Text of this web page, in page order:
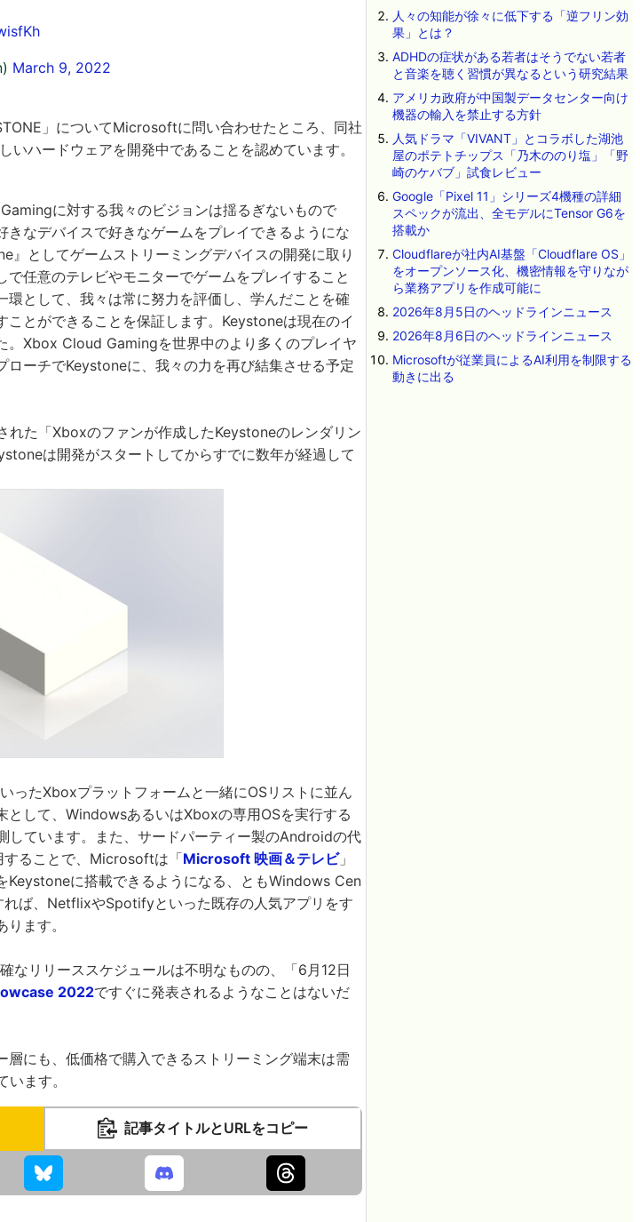
March 9, 2022
」についてMicrosoftに問い合わせたところ、同社
ハードウェアを開発中であることを認めています。
に対する我々のビジョンは揺るぎないもので
なデバイスで好きなゲームをプレイできるようにな
』としてゲームストリーミングデバイスの開発に取り
任意のテレビやモニターでゲームをプレイすること
として、我々は常に努力を評価し、学んだことを確
とができることを保証します。Keystoneは現在のイ
。Xbox Cloud Gamingを世界中のより多くのプレイヤ
ローチでKeystoneに、我々の力を再び結集させる予定
れた「Xboxのファンが作成したKeystoneのレンダリン
は開発がスタートしてからすでに数年が経過して
ったXboxプラットフォームと一緒にOSリストに並ん
として、WindowsあるいはXboxの専用OSを実行する
ています。また、サードパーティー製のAndroidの代
することで、Microsoftは「Microsoft 映画＆テレビ」
Keystoneに搭載できるようになる、ともWindows Cen
ば、NetflixやSpotifyといった既存の人気アプリをす
ます。
リリーススケジュールは不明なものの、「6月12日
2022ですぐに発表されるようなことはないだ
にも、低価格で購入できるストリーミング端末は需
ます。
記事タイトルとURLをコピー
人々の知能が徐々に低下する「逆フリン効
果」とは？
ADHDの症状がある若者はそうでない若者
と音楽を聴く習慣が異なるという研究結果
アメリカ政府が中国製データセンター向け
機器の輸入を禁止する方針
人気ドラマ「VIVANT」とコラボした湖池
屋のポテトチップス「乃木ののり塩」「野
崎のケバブ」試食レビュー
Google「Pixel 11」シリーズ4機種の詳細
スペックが流出、全モデルにTensor G6を
搭載か
Cloudflareが社内AI基盤「Cloudflare OS」
をオープンソース化、機密情報を守りなが
ら業務アプリを作成可能に
2026年8月5日のヘッドラインニュース
2026年8月6日のヘッドラインニュース
Microsoftが従業員によるAI利用を制限する
動きに出る